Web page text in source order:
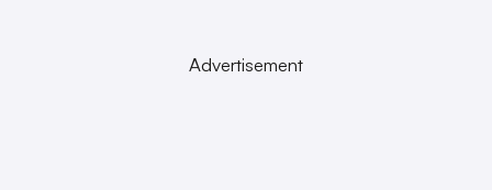
Advertisement